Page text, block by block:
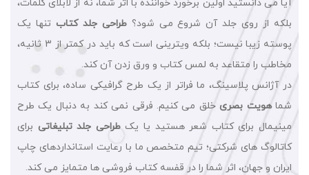
آیا می دانستید اولین برخورد خواننده با اثر شما، نه از لابلای کلمات،
بلکه از روی جلد آن شروع می شود؟طراحی جلد کتاب تنها یک
پوسته زیبا نیست؛ بلکه ویترینی است که باید در کمتر از 3 ثانیه،
مخاطب را متقاعد به لمس کتاب و ورق زدن آن کند.
در آژانس پلاسینگ، ما فراتر از یک طرح گرافیکی ساده، برای کتاب
شماهویت بصری خلق می کنیم. فرقی نمی کند به دنبال یک طرح
مینیمال برای کتاب شعر هستید یا یکطراحی جلد تبلیغاتی برای
کاتالوگ های شرکتی؛ تیم متخصص ما با رعایت استانداردهای چاپ
ایران و جهان، اثر شما را در قفسه کتاب فروشی ها متمایز می کند.